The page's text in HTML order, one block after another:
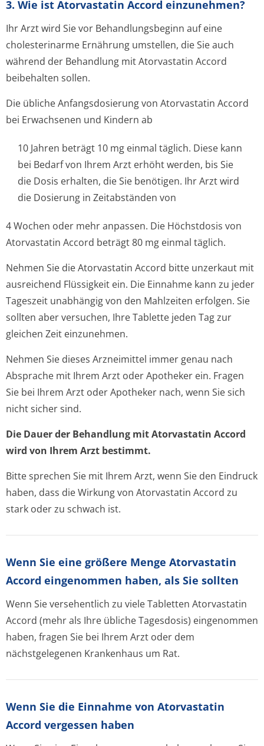
3. Wie ist Atorvastatin Accord einzunehmen?
Ihr Arzt wird Sie vor Behandlungsbeginn auf eine
cholesterinarme Ernährung umstellen, die Sie auch
während der Behandlung mit Atorvastatin Accord
beibehalten sollen.
Die übliche Anfangsdosierung von Atorvastatin Accord
bei Erwachsenen und Kindern ab
10 Jahren beträgt 10 mg einmal täglich. Diese kann
bei Bedarf von Ihrem Arzt erhöht werden, bis Sie
die Dosis erhalten, die Sie benötigen. Ihr Arzt wird
die Dosierung in Zeitabständen von
4 Wochen oder mehr anpassen. Die Höchstdosis von
Atorvastatin Accord beträgt 80 mg einmal täglich.
Nehmen Sie die Atorvastatin Accord bitte unzerkaut mit
ausreichend Flüssigkeit ein. Die Einnahme kann zu jeder
Tageszeit unabhängig von den Mahlzeiten erfolgen. Sie
sollten aber versuchen, Ihre Tablette jeden Tag zur
gleichen Zeit einzunehmen.
Nehmen Sie dieses Arzneimittel immer genau nach
Absprache mit Ihrem Arzt oder Apotheker ein. Fragen
Sie bei Ihrem Arzt oder Apotheker nach, wenn Sie sich
nicht sicher sind.
Die Dauer der Behandlung mit Atorvastatin Accord
wird von Ihrem Arzt bestimmt.
Bitte sprechen Sie mit Ihrem Arzt, wenn Sie den Eindruck
haben, dass die Wirkung von Atorvastatin Accord zu
stark oder zu schwach ist.
Wenn Sie eine größere Menge Atorvastatin
Accord eingenommen haben, als Sie sollten
Wenn Sie versehentlich zu viele Tabletten Atorvastatin
Accord (mehr als Ihre übliche Tagesdosis) eingenommen
haben, fragen Sie bei Ihrem Arzt oder dem
nächstgelegenen Krankenhaus um Rat.
Wenn Sie die Einnahme von Atorvastatin
Accord vergessen haben